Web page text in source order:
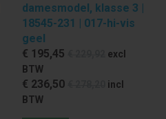
damesmodel, klasse 3 |
18545-231 | 017-hi-vis
geel
€ 195,45
excl
BTW
€ 236,50
incl
BTW